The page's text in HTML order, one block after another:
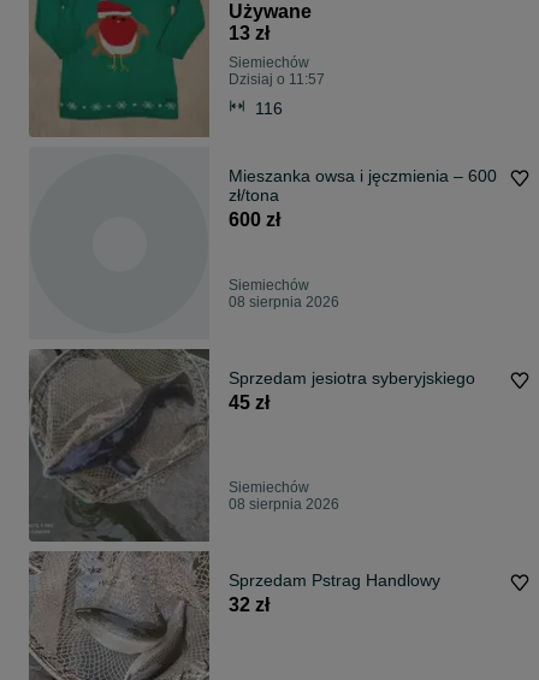
Używane
13 zł
Siemiechów
Dzisiaj o 11:57
116
Mieszanka owsa i jęczmienia – 600
zł/tona
600 zł
Siemiechów
08 sierpnia 2026
Sprzedam jesiotra syberyjskiego
45 zł
Siemiechów
08 sierpnia 2026
Sprzedam Pstrag Handlowy
32 zł